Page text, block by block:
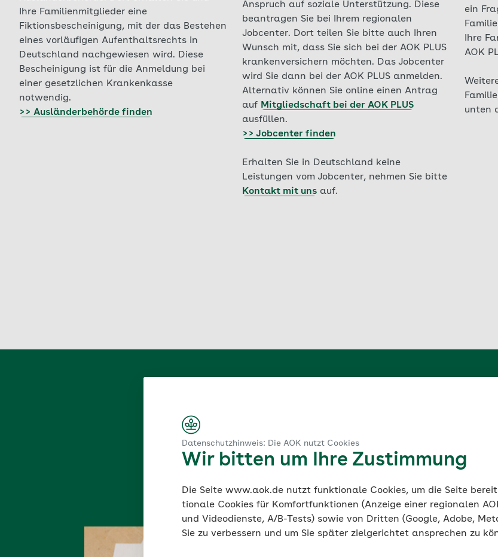
Datenschutzhinweis: Die AOK nutzt Cookies
Wir bitten um Ihre Zustimmung
Die Seite www.aok.de nutzt funktionale Cookies, um die Seite
tionale Cookies für Komfortfunktionen (Anzeige einer regionalen
und Videodienste, A/B-Tests) sowie von Dritten (Google, Adobe,
Sie zu verbessern und um Sie später zielgerichtet ansprechen zu
Ihre Familienmitglieder eine
Fiktionsbescheinigung, mit der das Bestehen
eines vorläufigen Aufenthaltsrechts in
Deutschland nachgewiesen wird. Diese
Bescheinigung ist für die Anmeldung bei
einer gesetzlichen Krankenkasse
notwendig.
>> Ausländerbehörde finden
Anspruch auf soziale Unterstützung. Diese
beantragen Sie bei Ihrem regionalen
Jobcenter. Dort teilen Sie bitte auch Ihren
Wunsch mit, dass Sie sich bei der AOK PLUS
krankenversichern möchten. Das Jobcenter
wird Sie dann bei der AOK PLUS anmelden.
Alternativ können Sie online einen Antrag
auf Mitgliedschaft bei der AOK PLUS
ausfüllen.
>> Jobcenter finden
Erhalten Sie in Deutschland keine
Leistungen vom Jobcenter, nehmen Sie bitte
Kontakt mit unsauf.
ein
Ihre
AOK
unten
Mit der Anmeldung im Jobcenter bei der AOK PLUS erhalten Sie ein
Angehörige wie zum Beispiel Ihre Kinder oder Ihren Ehegatten